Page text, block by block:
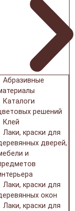
Абразивные
Каталоги
решений
Клей
Лаки, краски для
дверей,
и
Лаки, краски для
окон
Лаки, краски для